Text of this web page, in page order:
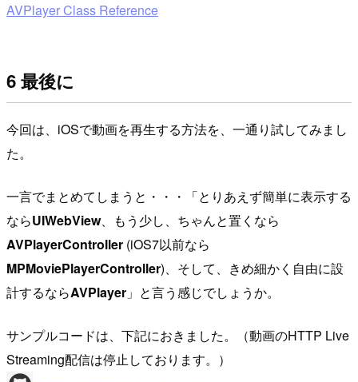
AVPlayer Class Reference
6 最後に
今回は、iOSで動画を再生する方法を、一通り試してみまし
た。
一言でまとめてしまうと・・・「とりあえず簡単に表示する
ならUIWebView、もう少し、ちゃんと置くなら
AVPlayerController (iOS7以前なら
MPMoviePlayerController)、そして、きめ細かく自由に設
計するならAVPlayer 」と言う感じでしょうか。
サンプルコードは、下記におきました。（動画のHTTP Live
Streaming配信は停止しております。）